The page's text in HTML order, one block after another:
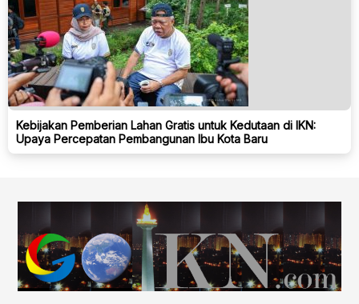
Kebijakan Pemberian Lahan Gratis untuk Kedutaan di IKN:
Upaya Percepatan Pembangunan Ibu Kota Baru